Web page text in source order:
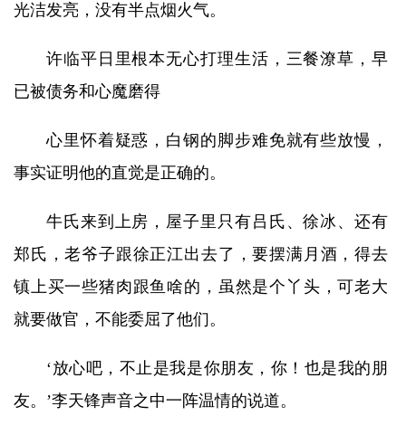
光洁发亮，没有半点烟火气。
许临平日里根本无心打理生活，三餐潦草，早
已被债务和心魔磨得
心里怀着疑惑，白钢的脚步难免就有些放慢，
事实证明他的直觉是正确的。
牛氏来到上房，屋子里只有吕氏、徐冰、还有
郑氏，老爷子跟徐正江出去了，要摆满月酒，得去
镇上买一些猪肉跟鱼啥的，虽然是个丫头，可老大
就要做官，不能委屈了他们。
‘放心吧，不止是我是你朋友，你！也是我的朋
友。’李天锋声音之中一阵温情的说道。